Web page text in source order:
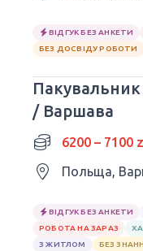
ВІДГУК БЕЗ АНКЕТИ
БЕЗ ДОСВІДУ РОБОТИ
Пакувальник
/ Варшава
6200 – 7100
Польща,
ВІДГУК БЕЗ АНКЕТИ
РОБОТА НА ЗАРАЗ
З ЖИТЛОМ
БЕЗ